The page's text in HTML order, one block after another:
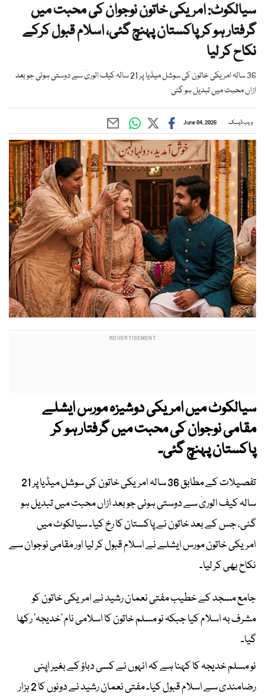
سیالکوٹ: امریکی خاتون نوجوان کی محبت میں
گرفتار ہو کر پاکستان پہنچ گئی، اسلام قبول کرکے
نکاح کر لیا
36 سالہ امریکی خاتون کی سوشل میڈیا پر 21 سالہ کیف الوریٰ سے دوستی ہوئی جو بعد
ازاں محبت میں تبدیل ہو گئی
ویب ڈیسک June 04, 2026
سیالکوٹ میں امریکی دوشیزہ مورس ایشلے
مقامی نوجوان کی محبت میں گرفتار ہو کر
پاکستان پہنچ گئی۔
تفصیلات کے مطابق 36 سالہ امریکی خاتون کی سوشل میڈیا پر 21
سالہ کیف الوریٰ سے دوستی ہوئی جو بعد ازاں محبت میں تبدیل ہو
گئی، جس کے بعد خاتون نے پاکستان کا رخ کیا۔ سیالکوٹ میں
امریکی خاتون مورس ایشلے نے اسلام قبول کر لیا اور مقامی نوجوان سے
نکاح بھی کر لیا۔
جامع مسجد کے خطیب مفتی نعمان رشید نے امریکی خاتون کو
مشرف بہ اسلام کیا جبکہ نو مسلم خاتون کا اسلامی نام ‘خدیجہ’ رکھا
گیا۔
نو مسلم خدیجہ کا کہنا ہے کہ انہوں نے کسی دباؤ کے بغیر اپنی
رضامندی سے اسلام قبول کیا۔ مفتی نعمان رشید نے دونوں کا 2 ہزار